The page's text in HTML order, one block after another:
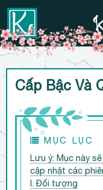
Bỏ
Thanh điều hướng trên
Cấp Bậc Và
MỤC LỤC
Lưu ý: Mục này
cập nhật các
I. Đối tượng